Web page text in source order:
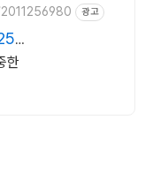
광고
한